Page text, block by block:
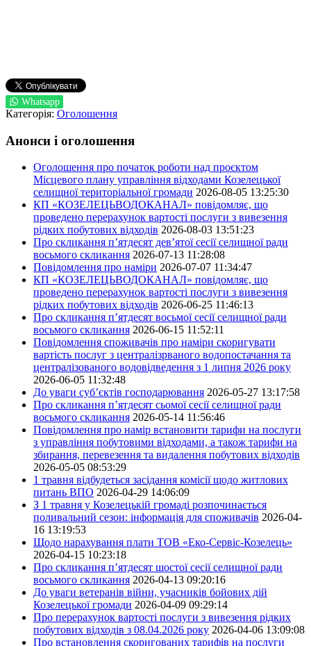
Whatsapp
Категорія: Оголошення
Анонси і оголошення
Оголошення про початок роботи над проєктом
Місцевого плану управління відходами Козелецької
селищної територіальної громади 2026-08-05 13:25:30
КП «КОЗЕЛЕЦЬВОДОКАНАЛ» повідомляє, що
проведено перерахунок вартості послуги з вивезення
рідких побутових відходів 2026-08-03 13:51:23
Про скликання п’ятдесят дев’ятої сесії селищної ради
восьмого скликання 2026-07-13 11:28:08
Повідомлення про наміри 2026-07-07 11:34:47
КП «КОЗЕЛЕЦЬВОДОКАНАЛ» повідомляє, що
проведено перерахунок вартості послуги з вивезення
рідких побутових відходів 2026-06-25 11:46:13
Про скликання п’ятдесят восьмої сесії селищної ради
восьмого скликання 2026-06-15 11:52:11
Повідомлення споживачів про наміри скоригувати
вартість послуг з централізрваного водопостачання та
централізованого водовідведення з 1 липня 2026 року
2026-06-05 11:32:48
До уваги суб’єктів господарювання 2026-05-27 13:17:58
Про скликання п’ятдесят сьомої сесії селищної ради
восьмого скликання 2026-05-14 11:56:46
Повідомлення про намір встановити тарифи на послуги
з управління побутовими відходами, а також тарифи на
збирання, перевезення та видалення побутових відходів
2026-05-05 08:53:29
1 травня відбудеться засідання комісії щодо житлових
питань ВПО 2026-04-29 14:06:09
З 1 травня у Козелецькій громаді розпочинається
поливальний сезон: інформація для споживачів 2026-04-
16 13:19:53
Щодо нарахування плати ТОВ «Еко-Сервіс-Козелець»
2026-04-15 10:23:18
Про скликання п’ятдесят шостої сесії селищної ради
восьмого скликання 2026-04-13 09:20:16
До уваги ветеранів війни, учасників бойових дій
Козелецької громади 2026-04-09 09:29:14
Про перерахунок вартості послуги з вивезення рідких
побутових відходів з 08.04.2026 року 2026-04-06 13:09:08
Про встановлення скоригованих тарифів на послуги